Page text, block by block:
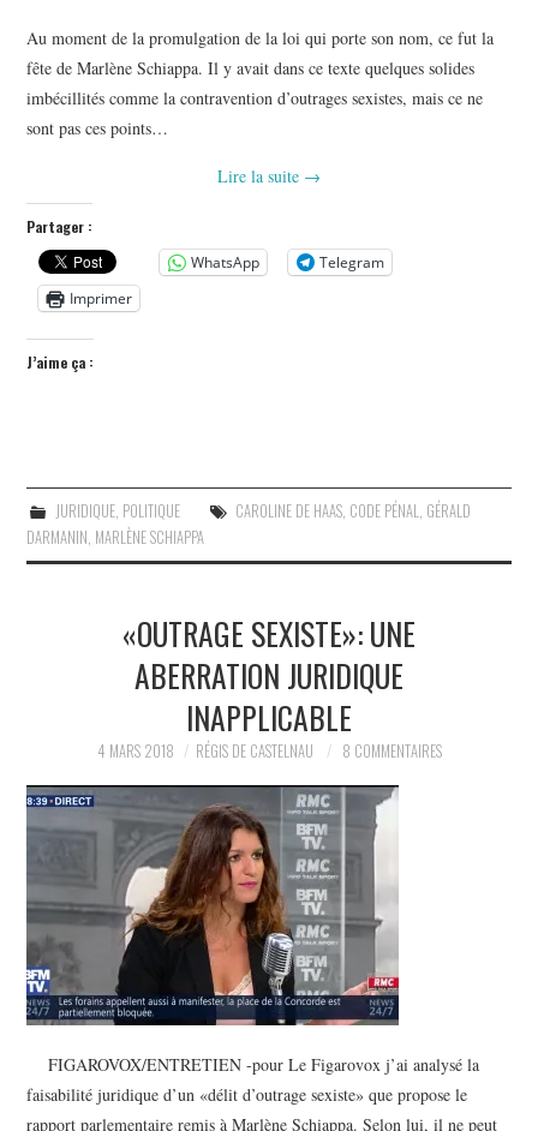
Au moment de la promulgation de la loi qui porte son nom, ce fut la
fête de Marlène Schiappa. Il y avait dans ce texte quelques solides
imbécillités comme la contravention d’outrages sexistes, mais ce ne
sont pas ces points…
Lire la suite →
Partager :
WhatsApp
Telegram
Imprimer
J’aime ça :
JURIDIQUE, POLITIQUE CAROLINE DE HAAS, CODE PÉNAL, GÉRALD
DARMANIN, MARLÈNE SCHIAPPA
«OUTRAGE SEXISTE»: UNE
ABERRATION JURIDIQUE
INAPPLICABLE
4 MARS 2018 RÉGIS DE CASTELNAU 8 COMMENTAIRES
FIGAROVOX/ENTRETIEN -pour Le Figarovox j’ai analysé la
faisabilité juridique d’un «délit d’outrage sexiste» que propose le
rapport parlementaire remis à Marlène Schiappa. Selon lui, il ne peut